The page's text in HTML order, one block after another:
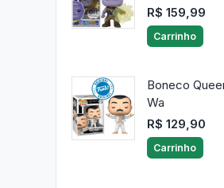
R$ 159,99
Carrinho
Boneco
Wa
R$ 129,90
Carrinho